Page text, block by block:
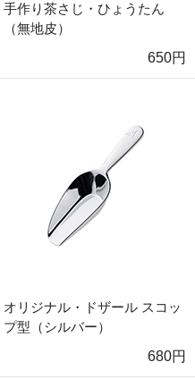
手作り茶さじ・ひょうたん
（無地皮）
650円
オリジナル・ドザール スコッ
プ型（シルバー）
680円